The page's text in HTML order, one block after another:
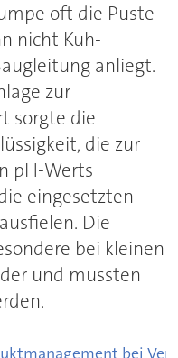
oft die Puste
nicht Kuh-
anliegt.
zur
sorgte die
die zur
pH-Werts
eingesetzten
Die
bei kleinen
und mussten